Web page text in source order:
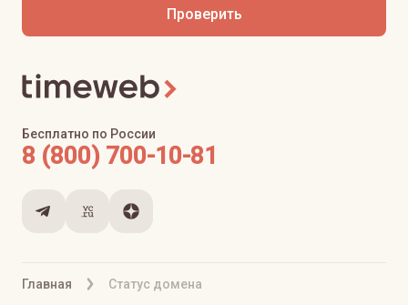
Проверить
Главная Статус домена
Бесплатно по России
8 (800) 700-10-81